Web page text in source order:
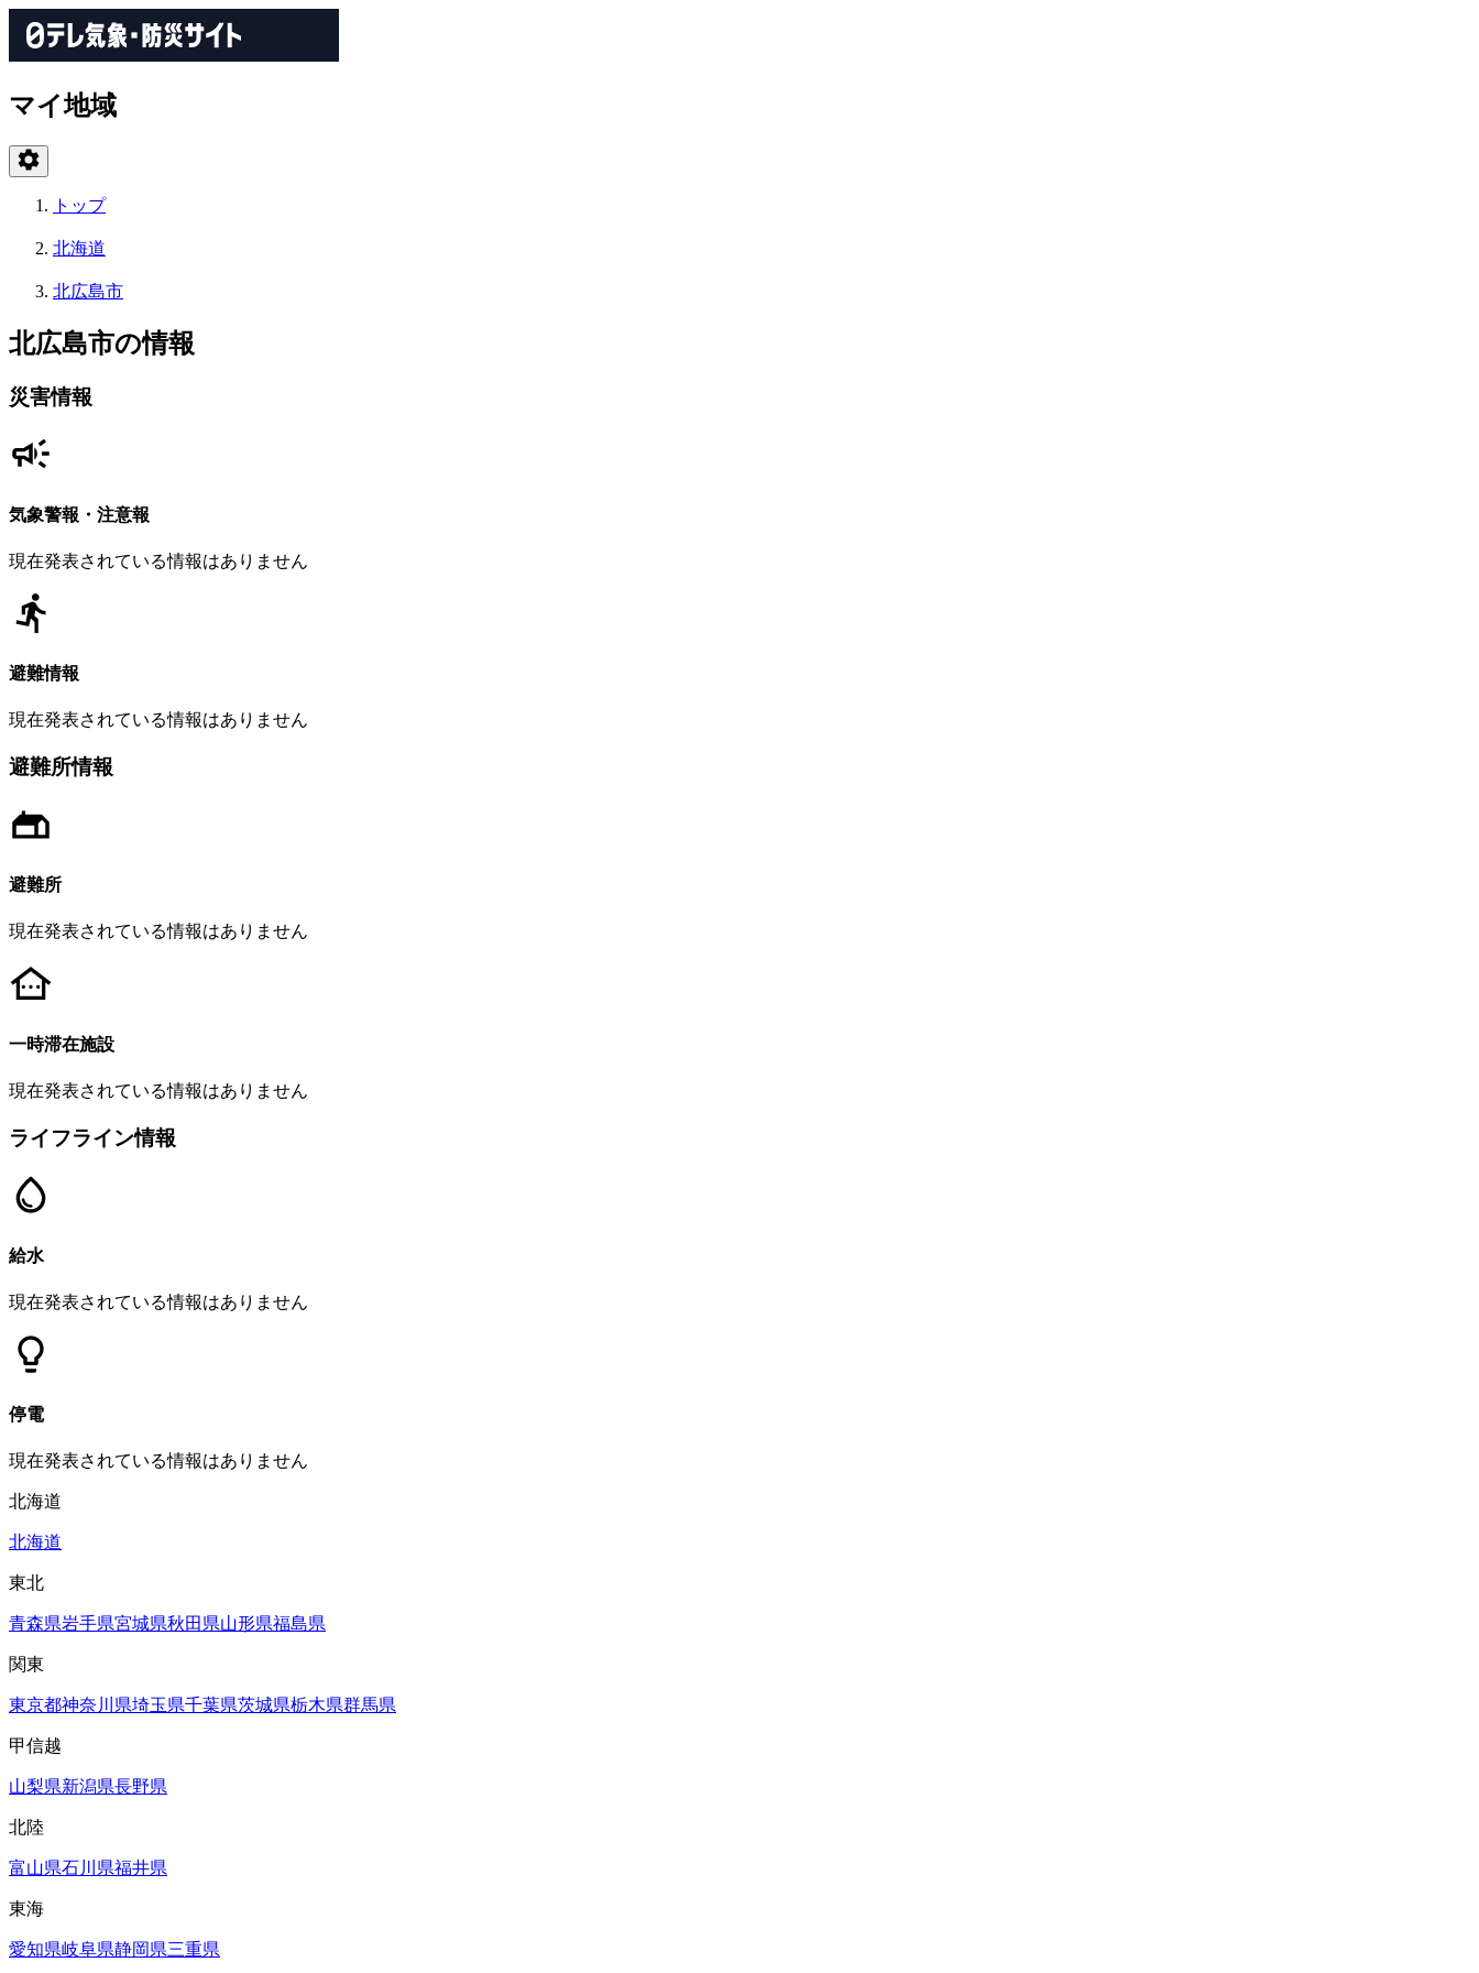
マイ地域
トップ
北海道
北広島市
北広島市の情報
災害情報
気象警報・注意報
現在発表されている情報はありません
避難情報
現在発表されている情報はありません
避難所情報
避難所
現在発表されている情報はありません
一時滞在施設
現在発表されている情報はありません
ライフライン情報
給水
現在発表されている情報はありません
停電
現在発表されている情報はありません
北海道
北海道
東北
青森県岩手県宮城県秋田県山形県福島県
関東
東京都神奈川県埼玉県千葉県茨城県栃木県群馬県
甲信越
山梨県新潟県長野県
北陸
富山県石川県福井県
東海
愛知県岐阜県静岡県三重県